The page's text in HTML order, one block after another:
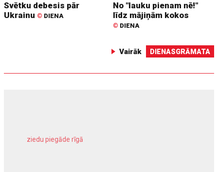
Svētku debesis pār
Ukrainu © DIENA
No "lauku pienam nē!"
līdz mājiņām kokos
© DIENA
Vairāk DIENASGRĀMATA
ziedu piegāde rīgā